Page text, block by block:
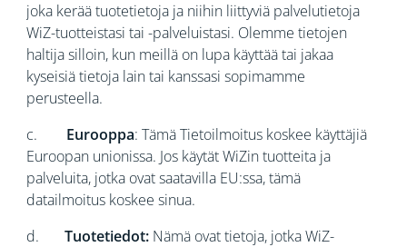
joka kerää tuotetietoja ja niihin liittyviä palvelutietoja
WiZ-tuotteistasi tai -palveluistasi. Olemme tietojen
haltija silloin, kun meillä on lupa käyttää tai jakaa
kyseisiä tietoja lain tai kanssasi sopimamme
perusteella.
c. Eurooppa: Tämä Tietoilmoitus koskee käyttäjiä
Euroopan unionissa. Jos käytät WiZin tuotteita ja
palveluita, jotka ovat saatavilla EU:ssa, tämä
datailmoitus koskee sinua.
d. Tuotetiedot: Nämä ovat tietoja, jotka WiZ-